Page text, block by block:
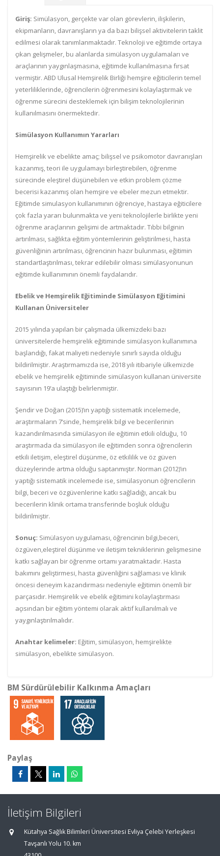
Giriş: Simülasyon, gerçekte var olan görevlerin, ilişkilerin,
ekipmanların, davranışların ya da bazı bilişsel aktivitelerin taklit
edilmesi olarak tanımlanmaktadır. Teknoloji ve eğitimde ortaya
çıkan gelişmeler, bu alanlarda simülasyon uygulamaları ve
araçlarının yaygınlaşmasına, eğitimde kullanılmasına fırsat
vermiştir. ABD Ulusal Hemşirelik Birliği hemşire eğiticilerin temel
yeterliliklerinde, öğrencilerin öğrenmesini kolaylaştırmak ve
öğrenme sürecini desteklemek için bilişim teknolojilerinin
kullanılmasını önermektedir.
Simülasyon Kullanımın Yararları
Hemşirelik ve ebelikte amaç; bilişsel ve psikomotor davranışları
kazanmış, teori ile uygulamayı birleştirebilen, öğrenme
sürecinde eleştirel düşünebilen ve etkin problem çözme
becerisi kazanmış olan hemşire ve ebeler mezun etmektir.
Eğitimde simulasyon kullanımının öğrenciye, hastaya eğiticilere
çok fazla yararı bulunmakta ve yeni teknolojilerle birlikte yeni
öğrenme araçlarının gelişimi de artmaktadır. Tıbbi bilginin
artırılması, sağlıkta eğitim yöntemlerinin geliştirilmesi, hasta
güvenliğinin artırılması, öğrencinin hazır bulunması, eğitimin
standartlaştırılması, tekrar edilebilir olması simülasyonunun
eğitimde kullanımının önemli faydalarıdır.
Ebelik ve Hemşirelik Eğitiminde Simülasyon Eğitimini
Kullanan Üniversiteler
2015 yılında yapılan bir çalışmada ülkemizdeki bazı
üniversitelerde hemşirelik eğitiminde simülasyon kullanımına
başlandığı, fakat maliyeti nedeniyle sınırlı sayıda olduğu
bildirilmiştir. Araştırmamızda ise, 2018 yılı itibariyle ülkemizde
ebelik ve hemşirelik eğitiminde simülasyon kullanan üniversite
sayısının 19’a ulaştığı belirlenmiştir.
Şendir ve Doğan (2015)’ın yaptığı sistematik incelemede,
araştırmaların 7’sinde, hemşirelik bilgi ve becerilerinin
kazandırılmasında simülasyon ile eğitimin etkili olduğu, 10
araştırmada da simülasyon ile eğitimden sonra öğrencilerin
etkili iletişim, eleştirel düşünme, öz etkililik ve öz güven
düzeylerinde artma olduğu saptanmıştır. Norman (2012)’ın
yaptığı sistematik incelemede ise, simülasyonun öğrencilerin
bilgi, beceri ve özgüvenlerine katkı sağladığı, ancak bu
becerilerin klinik ortama transferinde boşluk olduğu
bildirilmiştir.
Sonuç: Simülasyon uygulaması, öğrencinin bilgi,beceri,
özgüven,eleştirel düşünme ve iletişim tekniklerinin gelişmesine
katkı sağlayan bir öğrenme ortamı yaratmaktadır. Hasta
bakımını geliştirmesi, hasta güvenliğini sağlaması ve klinik
öncesi deneyim kazandırması nedeniyle eğitimin önemli bir
parçasıdır. Hemşirelik ve ebelik eğitimini kolaylaştırması
açısından bir eğitim yöntemi olarak aktif kullanılmalı ve
yaygınlaştırılmalıdır.
Anahtar kelimeler: Eğitim, simülasyon, hemşirelikte
simülasyon, ebelikte simülasyon.
BM Sürdürülebilir Kalkınma Amaçları
Paylaş
İletişim Bilgileri
Kütahya Sağlık Bilimleri Üniversitesi Evliya Çelebi Yerleşkesi
Tavşanlı Yolu 10. km